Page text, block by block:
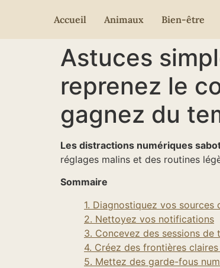
Accueil Animaux Bien-être
Astuces
reprenez le
gagnez du
Les distractions numériques
réglages malins et des routines
Sommaire
1. Diagnostiquez vos sources
2. Nettoyez vos notifications
3. Concevez des sessions de
4. Créez des frontières
5. Mettez des garde-fous